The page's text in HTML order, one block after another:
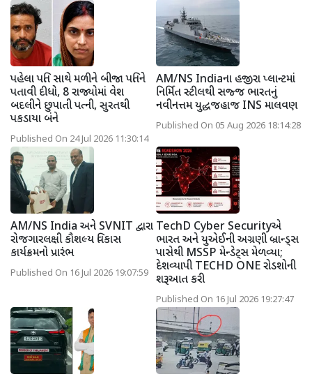
પહેલા પતિ સાથે મળીને બીજા પતિને
પતાવી દીધો, 8 રાજ્યોમાં વેશ
બદલીને છુપાતી પત્ની, સુરતથી
પકડાયા બંને
Published On 24 Jul 2026 11:30:14
AM/NS Indiaના હજીરા પ્લાન્ટમાં
નિર્મિત સ્ટીલથી સજ્જ ભારતનું
નવીનત્તમ યુદ્ધજહાજ INS માલવણ
Published On 05 Aug 2026 18:14:28
AM/NS India અને SVNIT દ્વારા
રોજગારલક્ષી કૌશલ્ય વિકાસ
કાર્યક્રમનો પ્રારંભ
Published On 16 Jul 2026 19:07:59
TechD Cyber Securityએ
ભારત અને યુએઈની અગ્રણી બ્રાન્ડ્સ
પાસેથી MSSP મેન્ડેટ્સ મેળવ્યા;
દેશવ્યાપી TECHD ONE રોડશોની
શરૂઆત કરી
Published On 16 Jul 2026 19:27:47